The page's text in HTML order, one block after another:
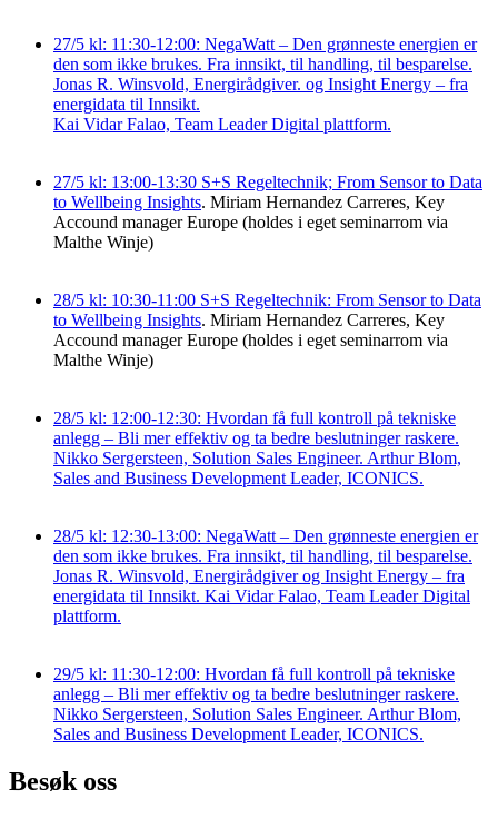
27/5 kl: 11:30-12:00: NegaWatt – Den grønneste energien er
den som ikke brukes. Fra innsikt, til handling, til besparelse.
Jonas R. Winsvold, Energirådgiver. og Insight Energy – fra
energidata til Innsikt.
Kai Vidar Falao, Team Leader Digital plattform.
27/5 kl: 13:00-13:30 S+S Regeltechnik; From Sensor to Data
to Wellbeing Insights. Miriam Hernandez Carreres, Key
Accound manager Europe (holdes i eget seminarrom via
Malthe Winje)
28/5 kl: 10:30-11:00 S+S Regeltechnik: From Sensor to Data
to Wellbeing Insights. Miriam Hernandez Carreres, Key
Accound manager Europe (holdes i eget seminarrom via
Malthe Winje)
28/5 kl: 12:00-12:30: Hvordan få full kontroll på tekniske
anlegg – Bli mer effektiv og ta bedre beslutninger raskere.
Nikko Sergersteen, Solution Sales Engineer. Arthur Blom,
Sales and Business Development Leader, ICONICS.
28/5 kl: 12:30-13:00: NegaWatt – Den grønneste energien er
den som ikke brukes. Fra innsikt, til handling, til besparelse.
Jonas R. Winsvold, Energirådgiver og Insight Energy – fra
energidata til Innsikt. Kai Vidar Falao, Team Leader Digital
plattform.
29/5 kl: 11:30-12:00: Hvordan få full kontroll på tekniske
anlegg – Bli mer effektiv og ta bedre beslutninger raskere.
Nikko Sergersteen, Solution Sales Engineer. Arthur Blom,
Sales and Business Development Leader, ICONICS.
Besøk oss